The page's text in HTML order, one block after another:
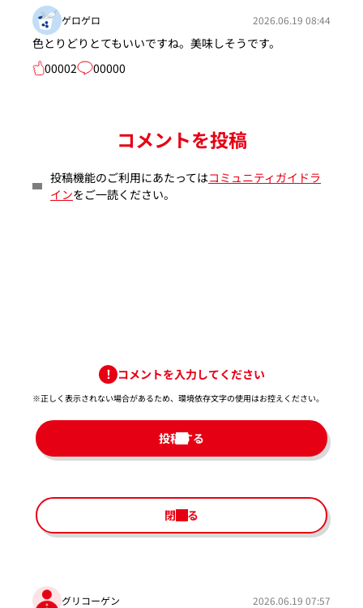
ゲロゲロ 2026.06.19 08:44
色とりどりとてもいいですね。美味しそうです。
00002
00000
コメントを投稿
投稿機能のご利用にあたってはコミュニティガイドラ
インをご一読ください。
コメントを入力してください
※正しく表示されない場合があるため、環境依存文字の使用はお控えください。​
投稿する
閉じる
グリコーゲン 2026.06.19 07:57